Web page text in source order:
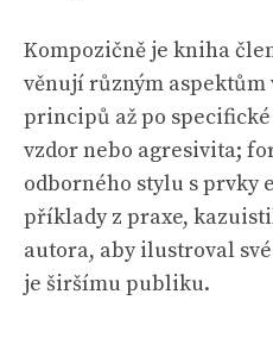
Kompozičně je kniha
věnují různým aspektům
principů až po
vzdor nebo agresivita;
odborného stylu s prvky
příklady z praxe,
autora, aby ilustroval
je širšímu publiku.